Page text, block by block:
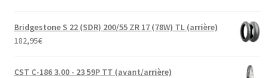
Bridgestone S 22 (SDR) 200/55 ZR 17 (78W) TL (arrière)
182,95€
CST C-186 3.00 - 23 59P TT (avant/arrière)